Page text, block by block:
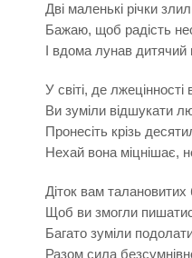
Дві маленькі річки
Бажаю, щоб радість
І вдома лунав дитячий
У світі, де лжецінності
Ви зуміли відшукати
Пронесіть крізь
Нехай вона міцнішає,
Діток вам
Щоб ви змогли
Багато зуміли
Разом сила